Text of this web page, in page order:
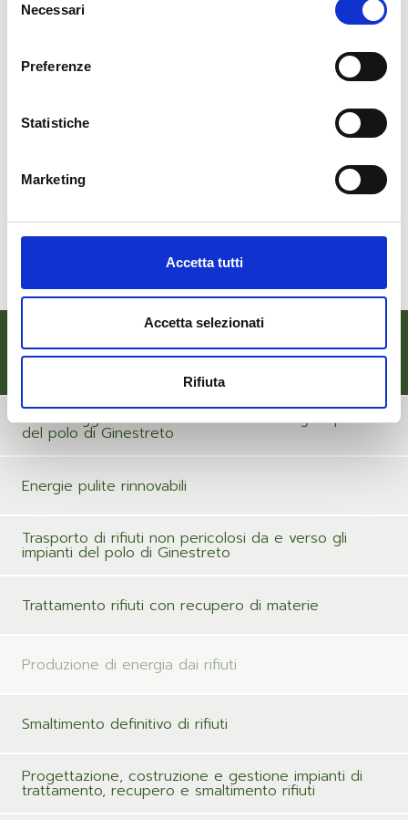
delNecessari
Preferenze
Statistiche
Marketing
Accetta tutti
Accetta selezionati
Rifiuta
cogenerazione (da recupero del biogas).
Impianto di recupero di biogas prodotto
Lucio, Urbino (PU)
Impianto di recupero di biogas prodotto
frazione organica del rifiuto da RD,
Sogliano al Rubicone (FC)
Attività
Monitoraggio ambientale al contorno degli impianti
del polo di Ginestreto
Energie pulite rinnovabili
Trasporto di rifiuti non pericolosi da e verso gli
impianti del polo di Ginestreto
Trattamento rifiuti con recupero di materie
Produzione di energia dai rifiuti
Smaltimento definitivo di rifiuti
Progettazione, costruzione e gestione impianti di
trattamento, recupero e smaltimento rifiuti